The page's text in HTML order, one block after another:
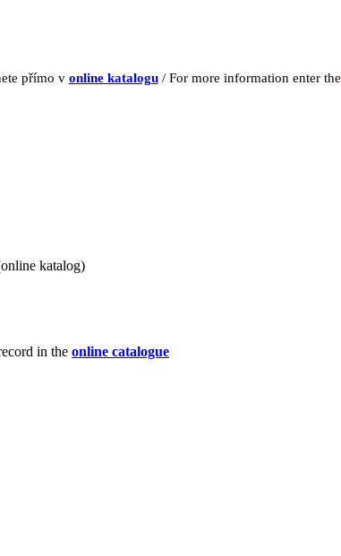
přímo v online katalogu/ For more information enter the
katalog)
in the online catalogue